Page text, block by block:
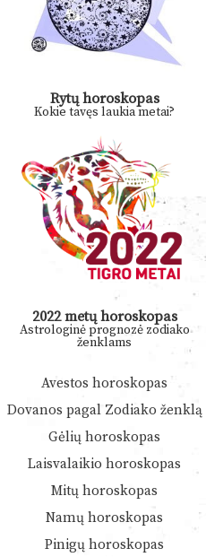
Rytų horoskopas
Kokie tavęs laukia metai?
2022 metų horoskopas
Astrologinė prognozė zodiako
ženklams
Avestos horoskopas
Dovanos pagal Zodiako ženklą
Gėlių horoskopas
Laisvalaikio horoskopas
Mitų horoskopas
Namų horoskopas
Pinigų horoskopas